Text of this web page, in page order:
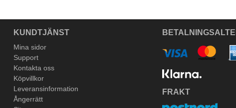
KUNDTJÄNST
Mina sidor
Support
Kontakta oss
Köpvillkor
Leveransinformation
Ångerrätt
FRAKT